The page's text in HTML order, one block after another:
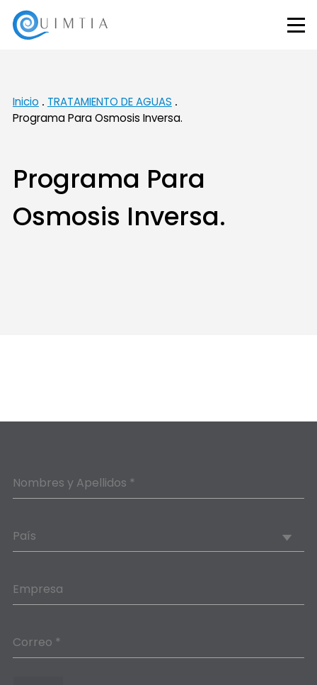
Inicio
TRATAMIENTO DE AGUAS
Programa Para Osmosis Inversa.
Programa Para
Osmosis Inversa.
Nombres y Apellidos *
País
Empresa
Correo *